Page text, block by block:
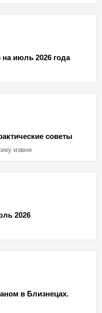
июль 2026 года
советы
извне
2026
в Близнецах.